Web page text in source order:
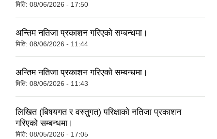
मिति: 08/06/2026 - 17:50
अन्तिम नतिजा प्रकाशन गरिएको सम्बन्धमा।
मिति: 08/06/2026 - 11:44
अन्तिम नतिजा प्रकाशन गरिएको सम्बन्धमा।
मिति: 08/06/2026 - 11:43
लिखित (बिषयगत र वस्तुगत) परिक्षाको नतिजा प्रकाशन
गरिएको सम्बन्धमा।
मिति: 08/05/2026 - 17:05